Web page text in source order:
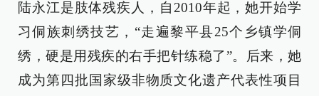
陆永江是肢体残疾人，自2010年起，她开始学
习侗族刺绣技艺，“走遍黎平县25个乡镇学侗
绣，硬是用残疾的右手把针练稳了”。后来，她
成为第四批国家级非物质文化遗产代表性项目